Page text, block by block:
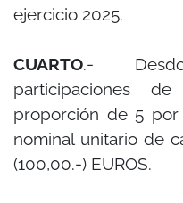
ejercicio 2025.
CUARTO.-
participaciones
proporción de 5
nominal unitario de
(100,00.-) EUROS.